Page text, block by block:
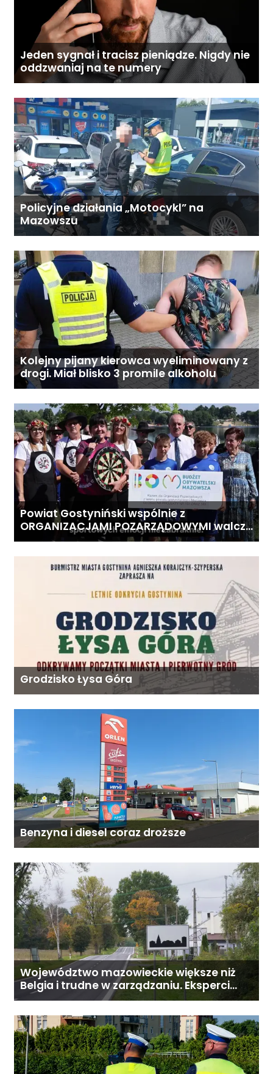
Jeden sygnał i tracisz pieniądze. Nigdy nie
oddzwaniaj na te numery
Policyjne działania „Motocykl” na
Mazowszu
Kolejny pijany kierowca wyeliminowany z
drogi. Miał blisko 3 promile alkoholu
Powiat Gostyniński wspólnie z
ORGANIZACJAMI POZARZĄDOWYMI walczą
o środki z Budżetu Obywatelskiego
terenu!
Grodzisko Łysa Góra
Benzyna i diesel coraz droższe
Województwo mazowieckie większe niż
Belgia i trudne w zarządzaniu. Eksperci
proponują podział centralnej Polski